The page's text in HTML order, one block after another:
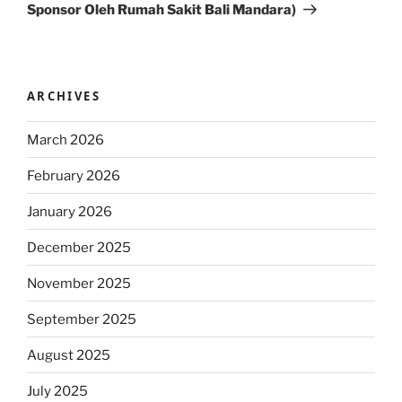
Sponsor Oleh Rumah Sakit Bali Mandara)
ARCHIVES
March 2026
February 2026
January 2026
December 2025
November 2025
September 2025
August 2025
July 2025